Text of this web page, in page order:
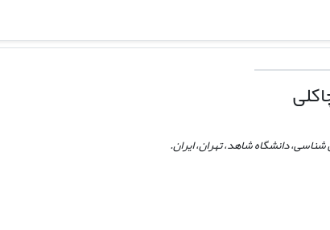
دانشگاه شاهد، تهران، ایران.